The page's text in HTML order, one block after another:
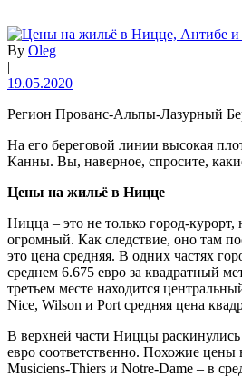
By Oleg
|
19.05.2020
Регион Прованс-Альпы-Лазурный
На его береговой линии высокая
Канны. Вы, наверное, спросите,
Цены на жильё в Ницце
Ницца – это не только город-
огромный. Как следствие, оно там
это цена средняя. В одних частях
среднем 6.675 евро за квадратный
третьем месте находится
Nice, Wilson и Port средняя цена
В верхней части Ниццы
евро соответственно. Похожие цены
Musiciens-Thiers и Notre-Dame – в